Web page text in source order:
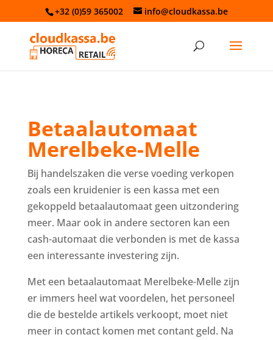
+32 (0)59 365002 info@cloudkassa.be
Betaalautomaat
Merelbeke-Melle
Bij handelszaken die verse voeding verkopen
zoals een kruidenier is een kassa met een
gekoppeld betaalautomaat geen uitzondering
meer. Maar ook in andere sectoren kan een
cash-automaat die verbonden is met de kassa
een interessante investering zijn.
Met een betaalautomaat Merelbeke-Melle zijn
er immers heel wat voordelen, het personeel
die de bestelde artikels verkoopt, moet niet
meer in contact komen met contant geld. Na